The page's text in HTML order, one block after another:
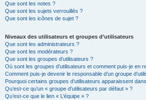
Que sont les notes ?
Que sont les sujets verrouillés ?
Que sont les icônes de sujet ?
Niveaux des utilisateurs et groupes d’utilisateurs
Que sont les administrateurs ?
Que sont les modérateurs ?
Que sont les groupes d’utilisateurs ?
Où sont les groupes d’utilisateurs et comment puis-je en
Comment puis-je devenir le responsable d’un groupe
Pourquoi certains groupes d’utilisateurs apparaissent
Qu’est-ce qu’un « groupe d’utilisateurs par défaut » ?
Qu’est-ce que le lien « L’équipe » ?